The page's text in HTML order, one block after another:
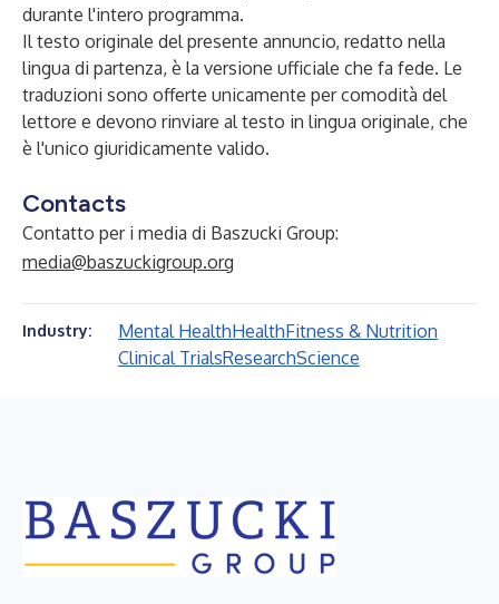
durante l'intero programma.
Il testo originale del presente annuncio, redatto nella
lingua di partenza, è la versione ufficiale che fa fede. Le
traduzioni sono offerte unicamente per comodità del
lettore e devono rinviare al testo in lingua originale, che
è l'unico giuridicamente valido.
Contacts
Contatto per i media di Baszucki Group:
media@baszuckigroup.org
Industry: Mental HealthHealthFitness & Nutrition
Clinical TrialsResearchScience